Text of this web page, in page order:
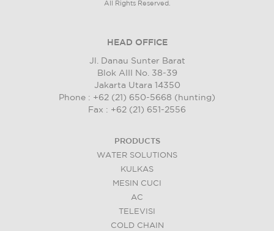
All Rights Reserved.
HEAD OFFICE
Jl. Danau Sunter Barat
Blok AIII No. 38-39
Jakarta Utara 14350
Phone : +62 (21) 650-5668 (hunting)
Fax : +62 (21) 651-2556
PRODUCTS
WATER SOLUTIONS
KULKAS
MESIN CUCI
AC
TELEVISI
COLD CHAIN